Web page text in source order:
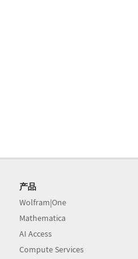
产品
Wolfram|One
Mathematica
AI Access
Compute Services